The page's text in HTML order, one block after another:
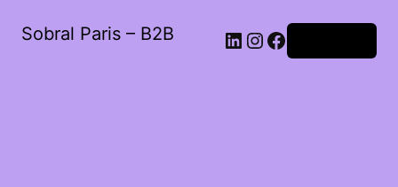
Sobral Paris – B2B LinkedIn
Instagram
Facebook